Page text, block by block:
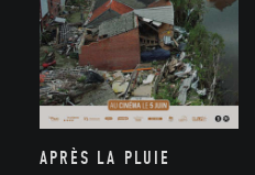
APRÈS LA PLUIE